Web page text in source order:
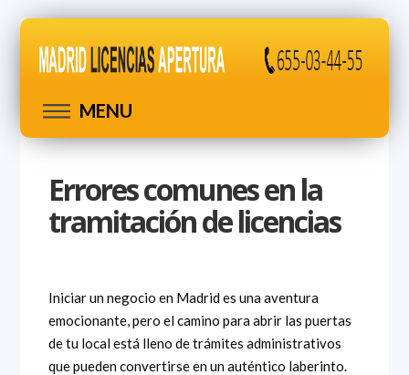
MENU
Errores comunes en la
tramitación de licencias
Iniciar un negocio en Madrid es una aventura
emocionante, pero el camino para abrir las puertas
de tu local está lleno de trámites administrativos
que pueden convertirse en un auténtico laberinto.